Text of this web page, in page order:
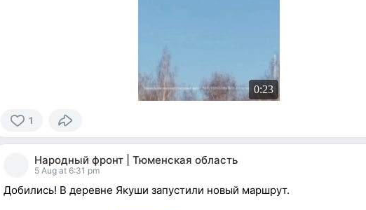
0:23
1
1
reactedНародный фронт | Тюменская область
5 Aug at 6:31 pm
Добились! В деревне Якуши запустили новый маршрут.